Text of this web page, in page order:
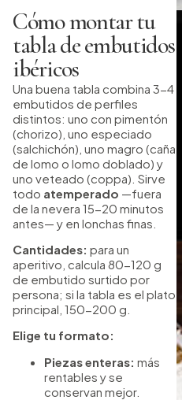
Cómo montar tu
tabla de embutidos
ibéricos
Una buena tabla combina 3-4
embutidos de perfiles
distintos: uno con pimentón
(chorizo), uno especiado
(salchichón), uno magro (caña
de lomo o lomo doblado) y
uno veteado (coppa). Sirve
todo atemperado —fuera
de la nevera 15-20 minutos
antes— y en lonchas finas.
Cantidades: para un
aperitivo, calcula 80-120 g
de embutido surtido por
persona; si la tabla es el plato
principal, 150-200 g.
Elige tu formato:
Piezas enteras: más
rentables y se
conservan mejor.